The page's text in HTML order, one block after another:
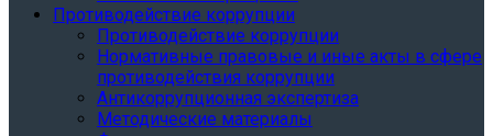
Противодействие коррупции
Противодействие коррупции
Нормативные правовые и иные акты в сфере
противодействия коррупции
Антикоррупционная экспертиза
Методические материалы